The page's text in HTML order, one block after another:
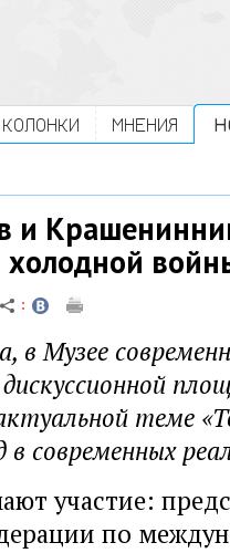
КОЛОНКИ МНЕНИЯ
и
в Музее
теме
современных
участие:
по